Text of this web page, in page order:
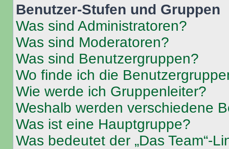
Benutzer-Stufen und Gruppen
Was sind Administratoren?
Was sind Moderatoren?
Was sind Benutzergruppen?
Wo finde ich die
Wie werde ich Gruppenleiter?
Weshalb werden verschiedene
Was ist eine Hauptgruppe?
Was bedeutet der „Das Team“-